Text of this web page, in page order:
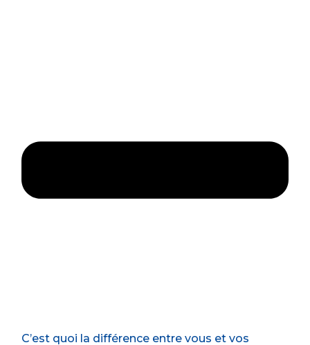
C’est quoi la différence entre vous et vos